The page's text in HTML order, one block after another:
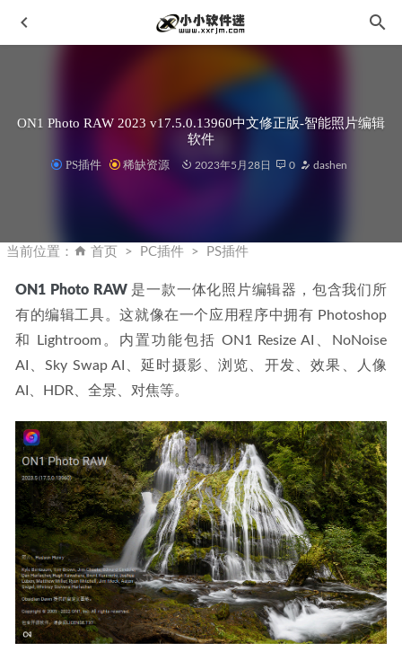
ON1 Photo RAW 2023 v17.5.0.13960中文修正版-智能照片编辑
软件
PS插件 稀缺资源 2023年5月28日 0 dashen
当前位置： 首页 PC插件 PS插件
ON1 Photo RAW 是一款一体化照片编辑器，包含我们所
有的编辑工具。这就像在一个应用程序中拥有 Photoshop
和 Lightroom。内置功能包括 ON1 Resize AI、NoNoise
AI、Sky Swap AI、延时摄影、浏览、开发、效果、人像
AI、HDR、全景、对焦等。
OCR完整版 2023-01-14
2022-10-11
TripMode for Mac v2.2.1 中文汉化破解版下载-应用联网防火
墙 2022-10-09
Corona7.1(CR渲染器)中文汉化版+材质库 2022-08-11
Pixologic ZBrush 2022.0.7中文破解版